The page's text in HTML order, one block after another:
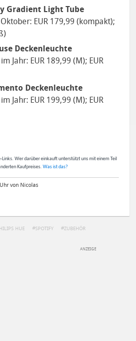
Gradient Light Tube
EUR 179,99 (kompakt);
Deckenleuchte
Jahr: EUR 189,99 (M); EUR
Deckenleuchte
Jahr: EUR 199,99 (M); EUR
Wer darüber einkauft unterstützt uns mit einem Teil
Kaufpreises. Was ist das?
von Nicolas
HUE SPOTIFY ZUBEHÖR